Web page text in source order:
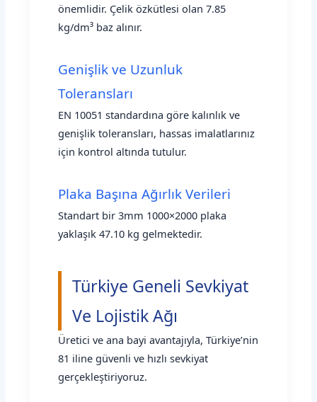
önemlidir. Çelik özkütlesi olan 7.85
kg/dm³ baz alınır.
Genişlik ve Uzunluk
Toleransları
EN 10051 standardına göre kalınlık ve
genişlik toleransları, hassas imalatlarınız
için kontrol altında tutulur.
Plaka Başına Ağırlık Verileri
Standart bir 3mm 1000×2000 plaka
yaklaşık 47.10 kg gelmektedir.
Türkiye Geneli Sevkiyat
Ve Lojistik Ağı
Üretici ve ana bayi avantajıyla, Türkiye’nin
81 iline güvenli ve hızlı sevkiyat
gerçekleştiriyoruz.